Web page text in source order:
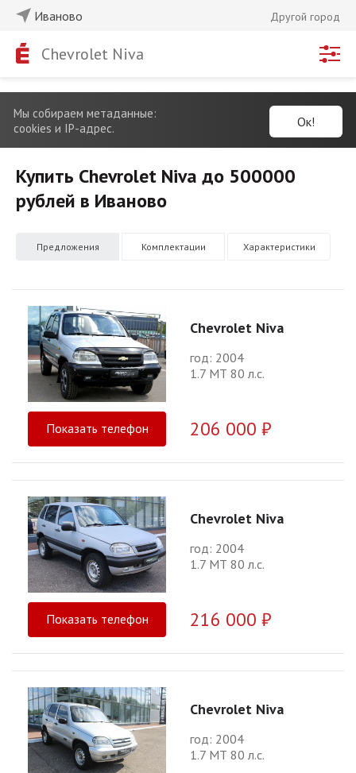
Иваново Другой город
Chevrolet Niva
Мы собираем метаданные:
cookies и IP-адрес.
Ок!
Купить Chevrolet Niva до 500000
рублей в Иваново
Предложения Комплектации Характеристики
Chevrolet Niva
год: 2004
1.7 МТ 80 л.с.
Показать телефон 206 000 ₽
Chevrolet Niva
год: 2004
1.7 МТ 80 л.с.
Показать телефон 216 000 ₽
Chevrolet Niva
год: 2004
1.7 МТ 80 л.с.